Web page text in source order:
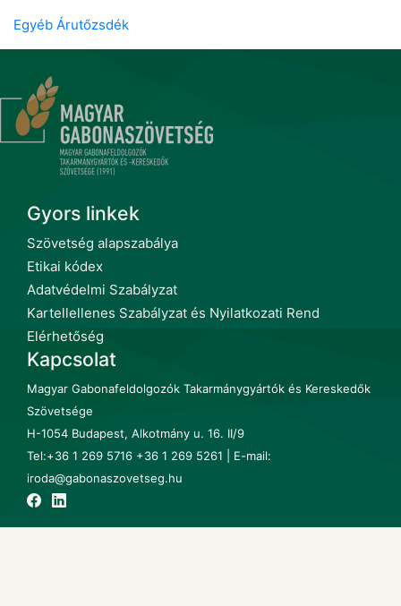
Egyéb Árutőzsdék
Gyors linkek
Szövetség alapszabálya
Etikai kódex
Adatvédelmi Szabályzat
Kartellellenes Szabályzat és Nyilatkozati Rend
Elérhetőség
Kapcsolat
Magyar Gabonafeldolgozók Takarmánygyártók és Kereskedők
Szövetsége
H-1054 Budapest, Alkotmány u. 16. II/9
Tel:+36 1 269 5716 +36 1 269 5261 | E-mail:
iroda@gabonaszovetseg.hu